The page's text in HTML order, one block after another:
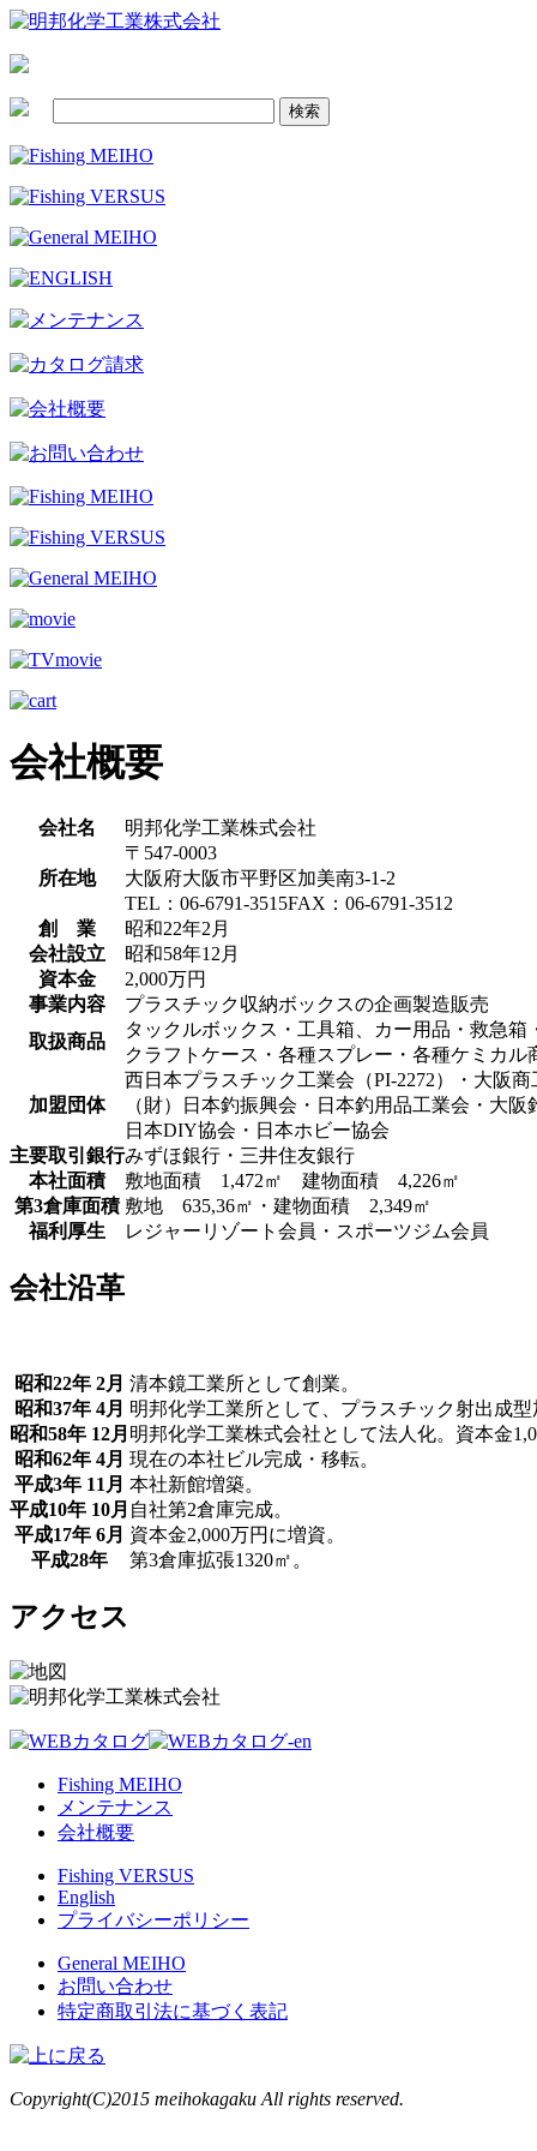
会社概要
会社名 明邦化学工業株式会社
所在地
〒547-0003
大阪府大阪市平野区加美南3-1-2
TEL：06-6791-3515FAX：06-6791-3512
創 業
昭和22年2月
会社設立
昭和58年12月
資本金
2,000万円
事業内容
プラスチック収納ボックスの企画製造販売
取扱商品
タックルボックス・工具箱、カー用品・救急箱
クラフトケース・各種スプレー・各種ケミカル
加盟団体
西日本プラスチック工業会（PI-2272）・大阪商
（財）日本釣振興会・日本釣用品工業会・大阪
日本DIY協会・日本ホビー協会
主要取引銀行みずほ銀行・三井住友銀行
本社面積
敷地面積 1,472㎡ 建物面積 4,226㎡
第3倉庫面積 敷地 635,36㎡・建物面積 2,349㎡
福利厚生
レジャーリゾート会員・スポーツジム会員
会社沿革
昭和22年 2月 清本鏡工業所として創業。
昭和37年 4月 明邦化学工業所として、プラスチック射出成
昭和58年 12月 明邦化学工業株式会社として法人化。資本金
昭和62年 4月 現在の本社ビル完成・移転。
平成3年 11月 本社新館増築。
平成10年 10月 自社第2倉庫完成。
平成17年 6月 資本金2,000万円に増資。
平成28年
第3倉庫拡張1320㎡。
アクセス
Fishing MEIHO
メンテナンス
会社概要
Fishing VERSUS
English
プライバシーポリシー
General MEIHO
お問い合わせ
特定商取引法に基づく表記
Copyright(C)2015 meihokagaku All rights reserved.